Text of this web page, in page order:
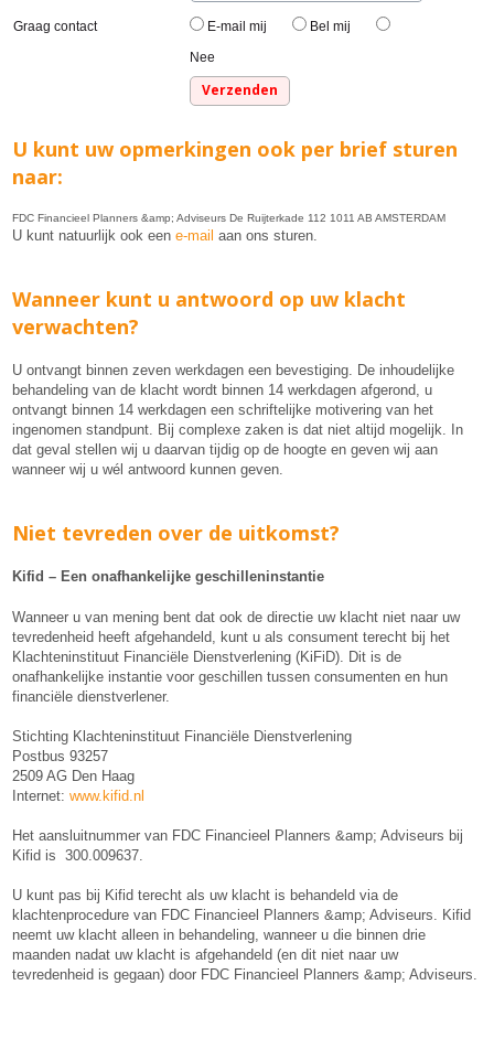
Graag contact E-mail mij
Bel mij
Nee
U kunt uw opmerkingen ook per brief sturen
naar:
FDC Financieel Planners &amp; Adviseurs De Ruijterkade 112 1011 AB AMSTERDAM
U kunt natuurlijk ook eene-mailaan ons sturen.
Wanneer kunt u antwoord op uw klacht
verwachten?
U ontvangt binnen zeven werkdagen een bevestiging. De inhoudelijke
behandeling van de klacht wordt binnen 14 werkdagen afgerond, u
ontvangt binnen 14 werkdagen een schriftelijke motivering van het
ingenomen standpunt. Bij complexe zaken is dat niet altijd mogelijk. In
dat geval stellen wij u daarvan tijdig op de hoogte en geven wij aan
wanneer wij u wél antwoord kunnen geven.
Niet tevreden over de uitkomst?
Kifid – Een onafhankelijke geschilleninstantie
Wanneer u van mening bent dat ook de directie uw klacht niet naar uw
tevredenheid heeft afgehandeld, kunt u als consument terecht bij het
Klachteninstituut Financiële Dienstverlening (KiFiD). Dit is de
onafhankelijke instantie voor geschillen tussen consumenten en hun
financiële dienstverlener.
Stichting Klachteninstituut Financiële Dienstverlening
Postbus 93257
2509 AG Den Haag
Internet:www.kifid.nl
Het aansluitnummer van FDC Financieel Planners &amp; Adviseurs bij
Kifid is 300.009637.
U kunt pas bij Kifid terecht als uw klacht is behandeld via de
klachtenprocedure van FDC Financieel Planners &amp; Adviseurs. Kifid
neemt uw klacht alleen in behandeling, wanneer u die binnen drie
maanden nadat uw klacht is afgehandeld (en dit niet naar uw
tevredenheid is gegaan) door FDC Financieel Planners &amp; Adviseurs.